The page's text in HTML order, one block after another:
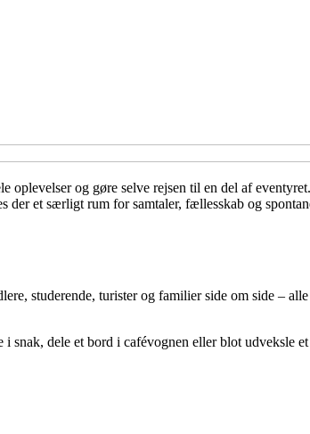
og gøre selve rejsen til en del af
et særligt rum for samtaler, fællesskab og
studerende, turister og familier side om side –
dele et bord i cafévognen eller blot udveksle